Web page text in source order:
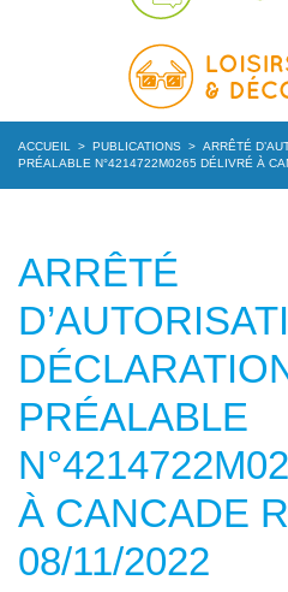
ACCUEIL > PUBLICATIONS > ARRÊTÉ
PRÉALABLE N°4214722M0265 DÉLIVRÉ À
ARRÊTÉ
PRÉALABLE
À CANCADE
08/11/2022